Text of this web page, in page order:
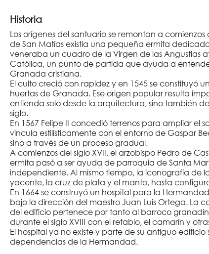
Historia
Los orígenes del santuario se remontan a
de San Matías existía una pequeña ermita
veneraba un cuadro de la Virgen de las Angustias
Católica, un punto de partida que ayuda a
Granada cristiana.
El culto creció con rapidez y en 1545 se constituyó
huertas de Granada. Ese origen popular resulta
entienda solo desde la arquitectura, sino también
siglo.
En 1567 Felipe II concedió terrenos para ampliar el
vincula estilísticamente con el entorno de Gaspar
sino a través de un proceso gradual.
A comienzos del siglo XVII, el arzobispo Pedro de
ermita pasó a ser ayuda de parroquia de Santa
independiente. Al mismo tiempo, la iconografía de
yacente, la cruz de plata y el manto, hasta
En 1664 se construyó un hospital para la
bajo la dirección del maestro Juan Luis Ortega. La
del edificio pertenece por tanto al barroco
durante el siglo XVIII con el retablo, el camarín y
El hospital ya no existe y parte de su antiguo
dependencias de la Hermandad.